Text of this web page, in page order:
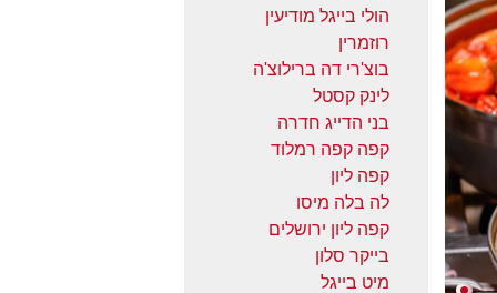
הולי בייגל מודיעין
רוזמרין
בוצ'רי דה ברילוצ'ה
לינק קסטל
בני הדייג חדרה
קפה קפה רמלוד
קפה ליון
לה בלה מיסו
קפה ליון ירושלים
בייקר סלון
מיט בייגל